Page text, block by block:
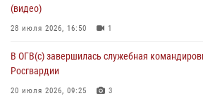
(видео)
28 июля 2026, 16:50 1
В ОГВ(с) завершилась служебная
Росгвардии
20 июля 2026, 09:25 3